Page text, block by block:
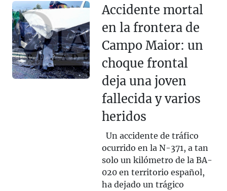
Accidente mortal
en la frontera de
Campo Maior: un
choque frontal
deja una joven
fallecida y varios
heridos
Un accidente de tráfico
ocurrido en la N-371, a tan
solo un kilómetro de la BA-
020 en territorio español,
ha dejado un trágico